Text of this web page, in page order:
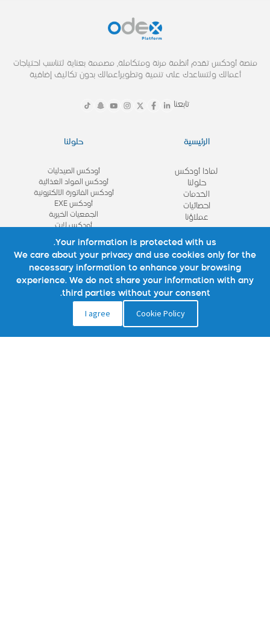
منصة أودكس تقدم أنظمة مرنة ومتكاملة, مصممة بعناية لتناسب احتياجات
أعمالك ولتساعدك على تنمية وتطويرأعمالك بدون تكاليف إضافية
تابعنا
الرئيسية
لماذا أودكس
حلولنا
الخدمات
احصائيات
عملاؤنا
حلولنا
أودكس الصيدليات
أودكس المواد الغذائية
أودكس الفاتورة الالكترونية
أودكس EXE
الجمعيات الخيرية
أودكس لايت
View All
روابط مهمة
نبذة عنا
تواصل معنا
تواصل معنا
الأسئلة الشائعة
Your information is protected with us.
We care about your privacy and use cookies only for the
necessary information to enhance your browsing
experience. We do not share your information with any
third parties without your consent.
Cookie Policy
I agree